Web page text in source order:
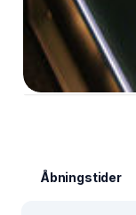
Åbningstider